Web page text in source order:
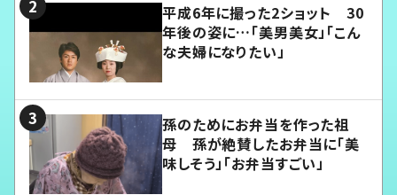
平成6年に撮った2ショット 30
年後の姿に…「美男美女」「こん
な夫婦になりたい」
孫のためにお弁当を作った祖
母 孫が絶賛したお弁当に「美
味しそう」「お弁当すごい」